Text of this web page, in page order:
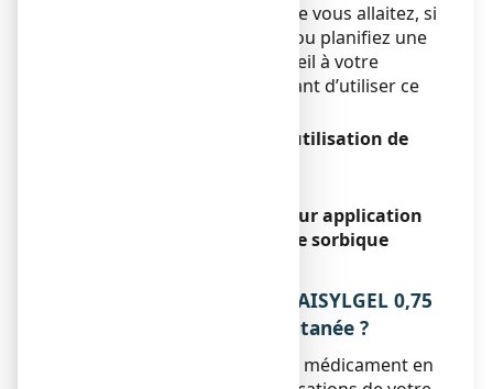
Si vous êtes enceinte ou que vous allaitez, si
vous pensez être enceinte ou planifiez une
grossesse, demandez conseil à votre
médecinou pharmacien avant d’utiliser ce
Conduite de véhicules et utilisation de
APAISYLGEL 0,75 %, gel pour application
cutanée contient de l'acide sorbique
3. COMMENT UTILISER APAISYLGEL 0,75
%, gel pour application cutanée ?
Veillez à toujours utiliser ce médicament en